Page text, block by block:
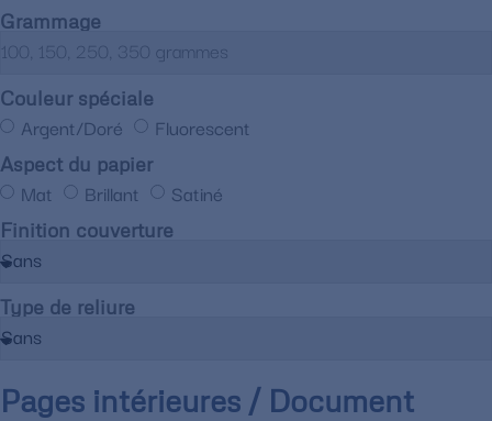
Grammage
Couleur spéciale
Argent/Doré Fluorescent
Aspect du papier
Mat Brillant Satiné
Finition couverture
Type de reliure
Pages intérieures / Document